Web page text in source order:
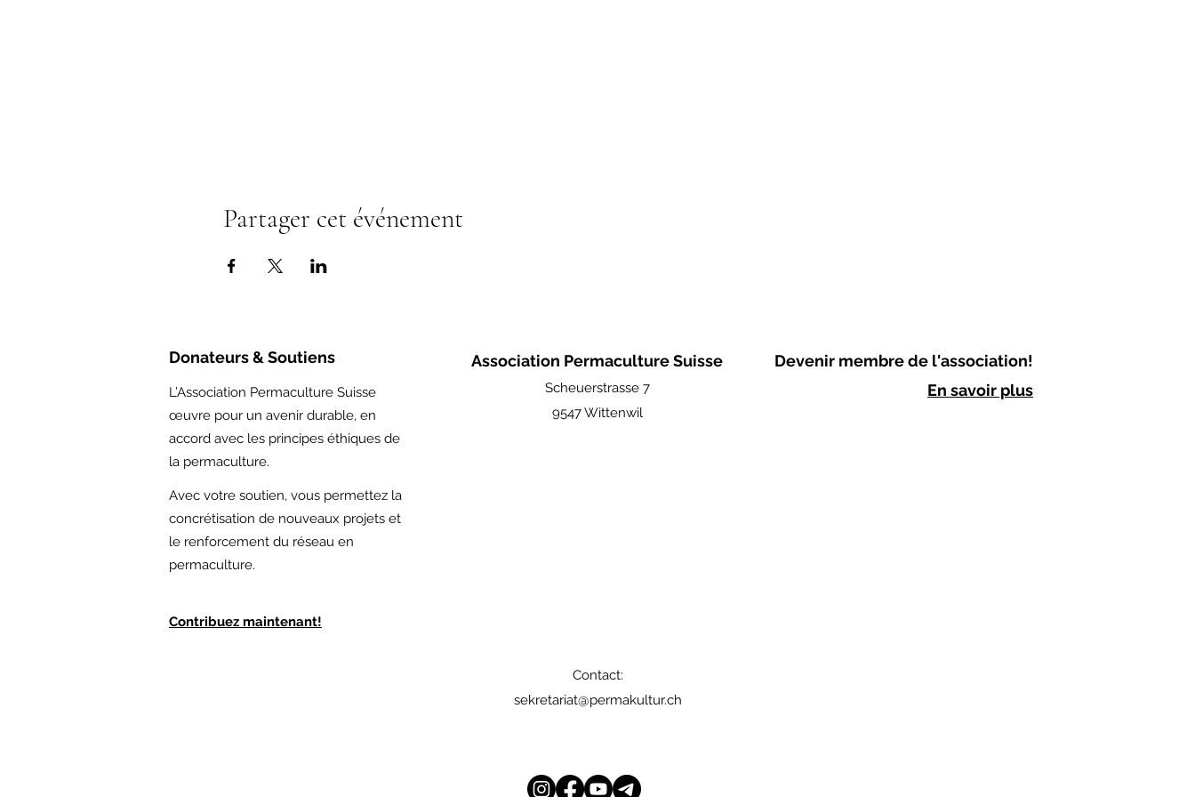
Partager cet événement
Donateurs & Soutiens
L’Association Permaculture Suisse
œuvre pour un avenir durable, en
accord avec les principes éthiques de
la permaculture.
Avec votre soutien, vous permettez la
concrétisation de nouveaux projets et
le renforcement du réseau en
permaculture.
Contribuez maintenant!
Association Permaculture Suisse
Scheuerstrasse 7
9547 Wittenwil
Devenir membre de l'association!
En savoir plus
Contact:
sekretariat@permakultur.ch